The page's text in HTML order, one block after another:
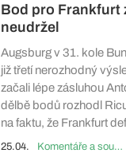
Bod pro Frankfurt
neudržel
Augsburg v 31. kole
již třetí nerozhodný
začali lépe zásluhou
dělbě bodů rozhodl
na faktu, že Frankfurt
25.04. Komentáře a souhrny